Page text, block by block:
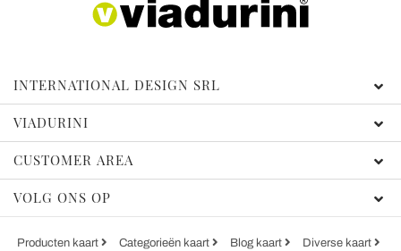
INTERNATIONAL DESIGN SRL
VIADURINI
CUSTOMER AREA
VOLG ONS OP
Producten kaart Categorieën kaart Blog kaart Diverse kaart